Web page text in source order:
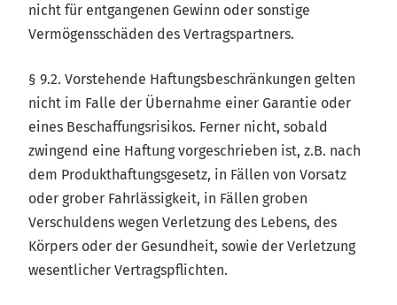
nicht für entgangenen Gewinn oder sonstige
Vermögensschäden des Vertragspartners.
§ 9.2. Vorstehende Haftungsbeschränkungen gelten
nicht im Falle der Übernahme einer Garantie oder
eines Beschaffungsrisikos. Ferner nicht, sobald
zwingend eine Haftung vorgeschrieben ist, z.B. nach
dem Produkthaftungsgesetz, in Fällen von Vorsatz
oder grober Fahrlässigkeit, in Fällen groben
Verschuldens wegen Verletzung des Lebens, des
Körpers oder der Gesundheit, sowie der Verletzung
wesentlicher Vertragspflichten.